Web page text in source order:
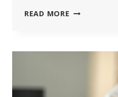
READ MORE ZA